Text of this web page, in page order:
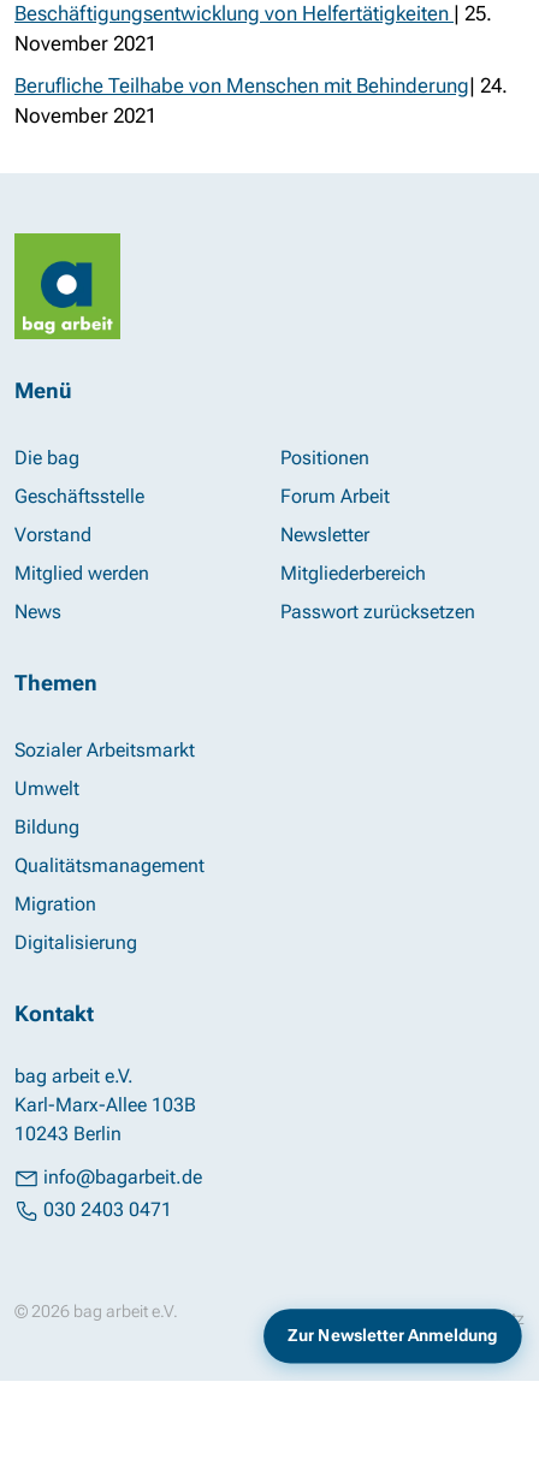
Beschäftigungsentwicklung von Helfertätigkeiten | 25.
November 2021
Berufliche Teilhabe von Menschen mit Behinderung| 24.
November 2021
Menü
Die bag
Geschäftsstelle
Vorstand
Mitglied werden
News
Positionen
Forum Arbeit
Newsletter
Mitgliederbereich
Passwort zurücksetzen
Themen
Sozialer Arbeitsmarkt
Umwelt
Bildung
Qualitätsmanagement
Migration
Digitalisierung
Kontakt
bag arbeit e.V.
Karl-Marx-Allee 103B
10243 Berlin
info@bagarbeit.de
030 2403 0471
© 2026 bag arbeit e.V. Datenschutz
Zur Newsletter Anmeldung